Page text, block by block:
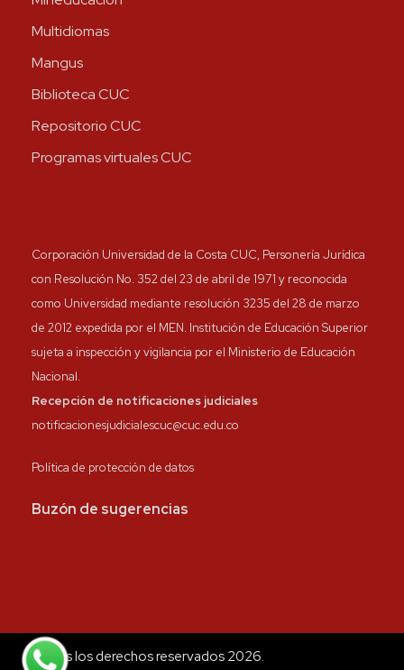
Multidiomas
Mangus
Biblioteca CUC
Repositorio CUC
Programas virtuales CUC
Corporación Universidad de la Costa CUC, Personería Jurídica
con Resolución No. 352 del 23 de abril de 1971 y reconocida
como Universidad mediante resolución 3235 del 28 de marzo
de 2012 expedida por el MEN. Institución de Educación Superior
sujeta a inspección y vigilancia por el Ministerio de Educación
Nacional.
Recepción de notificaciones judiciales
notificacionesjudicialescuc@cuc.edu.co
Política de protección de datos
Buzón de sugerencias
Todos los derechos reservados 2026.